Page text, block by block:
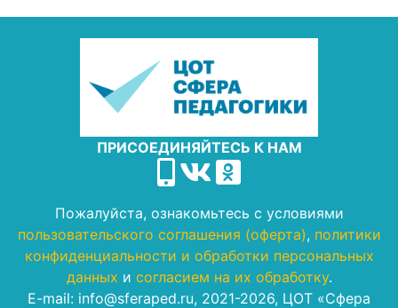
ПРИСОЕДИНЯЙТЕСЬ К НАМ
Пожалуйста, ознакомьтесь с условиями
пользовательского соглашения (оферта), политики
конфиденциальности и обработки персональных
данных и согласием на их обработку.
E-mail: info@sferaped.ru, 2021-2026, ЦОТ «Сфера